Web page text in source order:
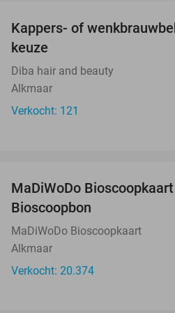
Kappers- of
keuze
Diba hair and beauty
Alkmaar
Verkocht: 121
MaDiWoDo
Bioscoopbon
MaDiWoDo Bioscoopkaart
Alkmaar
Verkocht: 20.374